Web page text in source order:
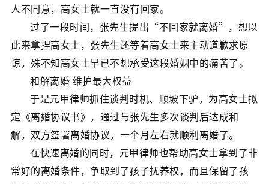
人不同意，高女士就一直没有回家。
过了一段时间，张先生提出“不回家就离婚”，想以
此来拿捏高女士，张先生还等着高女士来主动道歉求原
谅，殊不知高女士早已不想承受这段婚姻中的痛苦了。
和解离婚 维护最大权益
于是元甲律师抓住谈判时机、顺坡下驴，为高女士拟
定《离婚协议书》，通过与张先生多次谈判后达成和
解，双方签署离婚协议，一个月左右就顺利离婚了。
在快速离婚的同时，元甲律师也帮助高女士拿到了非
常好的离婚条件，争取到了孩子抚养权，而且保留了孩